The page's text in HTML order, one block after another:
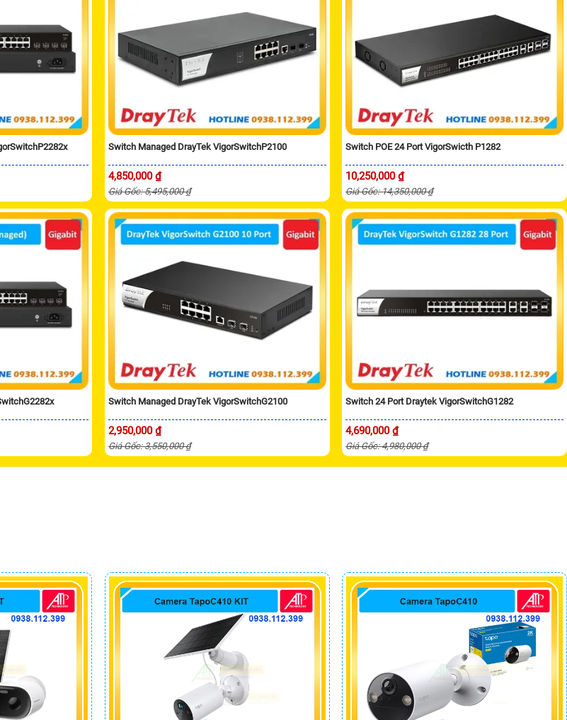
Switch Managed DrayTek VigorSwitchP2100
4,850,000 ₫
Giá Gốc: 5,495,000 ₫
Switch POE 24 Port VigorSwicth P1282
10,250,000 ₫
Giá Gốc: 14,350,000 ₫
Switch Managed DrayTek VigorSwitchG2100
2,950,000 ₫
Giá Gốc: 3,550,000 ₫
Switch 24 Port Draytek VigorSwitchG1282
4,690,000 ₫
Giá Gốc: 4,980,000 ₫